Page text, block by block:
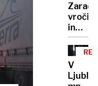
Zaradi
in
suše
tudi
manj
od
V